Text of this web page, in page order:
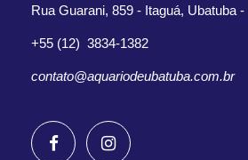
Rua Guarani, 859 - Itaguá, Ubatuba -
+55 (12) 3834-1382
contato@aquariodeubatuba.com.br